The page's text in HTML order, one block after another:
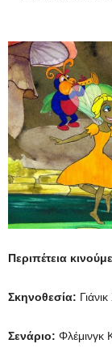
Περιπέτεια
Σκηνοθεσία:
Σενάριο: Φλέμινγκ